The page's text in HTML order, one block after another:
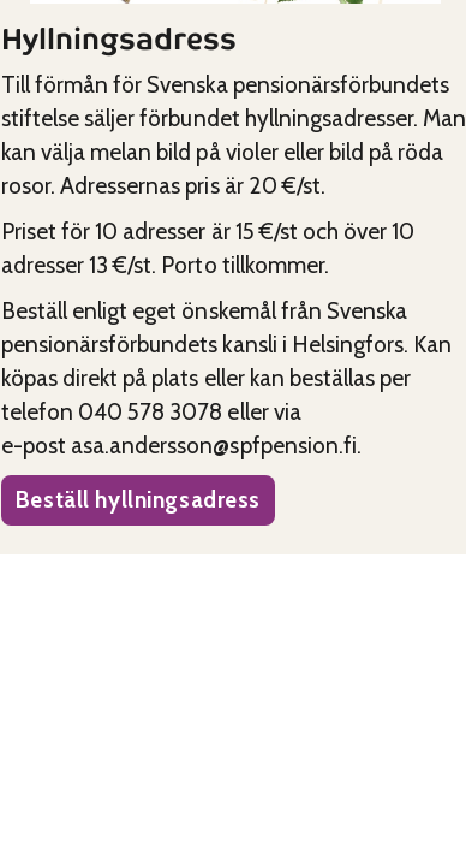
Hyllningsadress
Till förmån för Svenska pensionärsförbundets
stiftelse säljer förbundet hyllningsadresser. Man
kan välja melan bild på violer eller bild på röda
rosor. Adressernas pris är 20 €/st.
Priset för 10 adresser är 15 €/st och över 10
adresser 13 €/st. Porto tillkommer.
Beställ enligt eget önskemål från Svenska
pensionärsförbundets kansli i Helsingfors. Kan
köpas direkt på plats eller kan beställas per
telefon 040 578 3078 eller via
e-post asa.andersson@spfpension.fi.
Beställ hyllningsadress